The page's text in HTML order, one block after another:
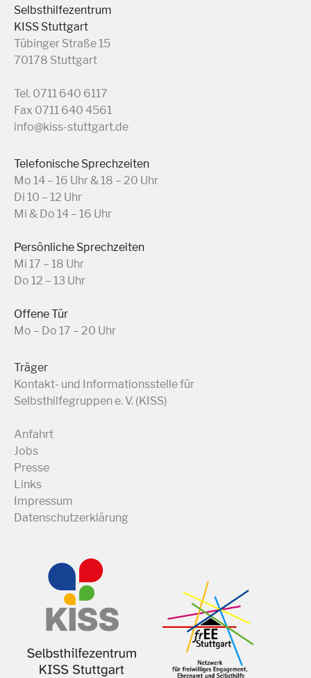
Selbsthilfezentrum
KISS Stuttgart
Tübinger Straße 15
70178 Stuttgart
Tel. 0711 640 6117
Fax 0711 640 4561
info@kiss-stuttgart.de
Telefonische Sprechzeiten
Mo 14 – 16 Uhr & 18 – 20 Uhr
Di 10 – 12 Uhr
Mi & Do 14 – 16 Uhr
Persönliche Sprechzeiten
Mi 17 – 18 Uhr
Do 12 – 13 Uhr
Offene Tür
Mo – Do 17 – 20 Uhr
Träger
Kontakt- und Informationsstelle für
Selbsthilfegruppen e. V. (KISS)
Anfahrt
Jobs
Presse
Links
Impressum
Datenschutzerklärung